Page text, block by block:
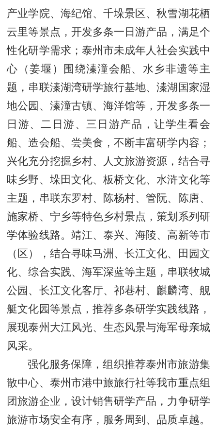
产业学院、海纪馆、千垛景区、秋雪湖花栖
云里等景点，开发多条一日游产品，满足个
性化研学需求；泰州市未成年人社会实践中
心（姜堰）围绕溱潼会船、水乡非遗等主
题，串联溱湖湾研学旅行基地、溱湖国家湿
地公园、溱潼古镇、海洋馆等，开发多条一
日游、二日游、三日游产品，让学生看会
船、造会船、尝美食，不断丰富研学内容；
兴化充分挖掘乡村、人文旅游资源，结合寻
味乡野、垛田文化、板桥文化、水浒文化等
主题，串联东罗村、陈杨村、管阮、陈唐、
施家桥、宁乡等特色乡村景点，策划系列研
学体验线路。靖江、泰兴、海陵、高新等市
（区），结合寻味马洲、长江文化、田园文
化、综合实践、海军深蓝等主题，串联牧城
公园、长江文化客厅、祁巷村、麒麟湾、舰
艇文化园等景点，推荐多条研学实践线路，
展现泰州大江风光、生态风景与海军母亲城
风采。
强化服务保障，组织推荐泰州市旅游集
散中心、泰州市港中旅旅行社等我市重点组
团旅游企业，设计销售研学产品，力争研学
旅游市场安全有序，服务周到、品质卓越。